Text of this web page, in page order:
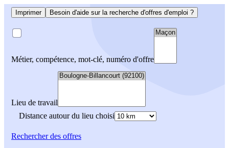
Imprimer Besoin d'aide sur la recherche d'offres d'emploi ?
Métier, compétence, mot-clé, numéro d'offre
Lieu de travail
Distance autour du lieu choisi
Rechercherdes offres